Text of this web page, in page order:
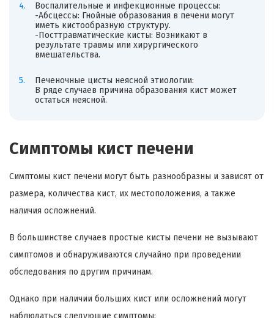
Воспалительные и инфекционные процессы:
-Абсцессы: Гнойные образования в печени могут
иметь кистообразную структуру.
-Посттравматические кисты: Возникают в
результате травмы или хирургического
вмешательства.
Печеночные цисты неясной этиологии:
В ряде случаев причина образования кист может
остаться неясной.
Симптомы кист печени
Симптомы кист печени могут быть разнообразны и зависят от
размера, количества кист, их местоположения, а также
наличия осложнений.
В большинстве случаев простые кисты печени не вызывают
симптомов и обнаруживаются случайно при проведении
обследования по другим причинам.
Однако при наличии больших кист или осложнений могут